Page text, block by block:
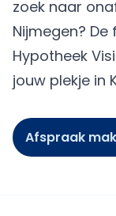
zoek naar
Nijmegen?
Hypotheek
jouw plekje in
Afspraak